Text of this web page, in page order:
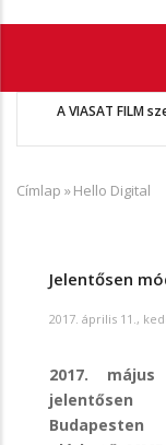
A VIASAT FILM
Morzsa
Címlap »Hello Digital
Jelentősen
2017. április 11.,
2017.
Budapesten